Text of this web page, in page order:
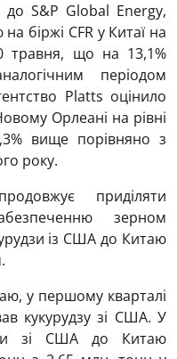
S&P Global Energy,
біржі CFR у Китаї на
травня, що на 13,1%
періодом
Platts оцінило
Орлеані на рівні
вище порівняно з
року.
приділяти
зерном
із США до Китаю
у першому кварталі
кукурудзу зі США. У
зі США до Китаю